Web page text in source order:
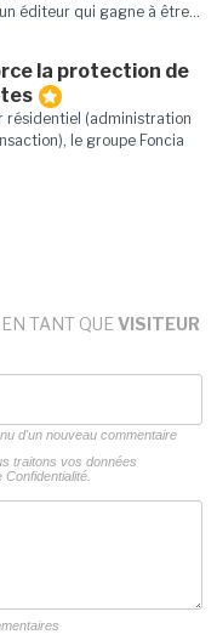
éditeur qui gagne à être...
la protection de
résidentiel (administration
le groupe Foncia
TANT QUE VISITEUR
d'un nouveau commentaire
traitons vos données
Confidentialité.